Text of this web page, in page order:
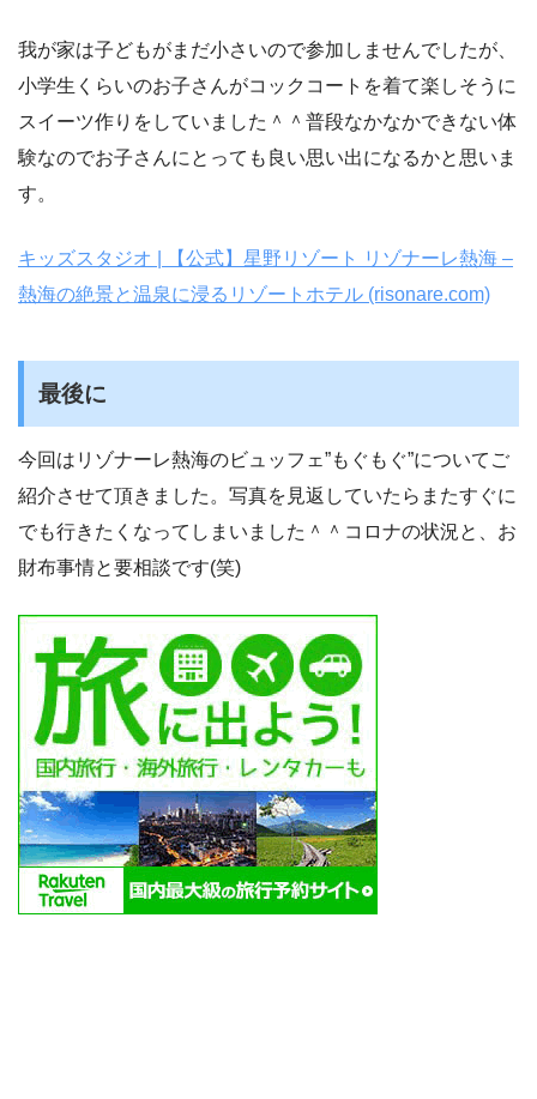
我が家は子どもがまだ小さいので参加しませんでしたが、
小学生くらいのお子さんがコックコートを着て楽しそうに
スイーツ作りをしていました＾＾普段なかなかできない体
験なのでお子さんにとっても良い思い出になるかと思いま
す。
キッズスタジオ | 【公式】星野リゾート リゾナーレ熱海 –
熱海の絶景と温泉に浸るリゾートホテル (risonare.com)
最後に
今回はリゾナーレ熱海のビュッフェ”もぐもぐ”についてご
紹介させて頂きました。写真を見返していたらまたすぐに
でも行きたくなってしまいました＾＾コロナの状況と、お
財布事情と要相談です(笑)